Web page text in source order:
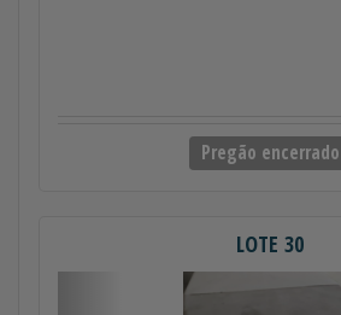
Pregão encerrado
LOTE 30